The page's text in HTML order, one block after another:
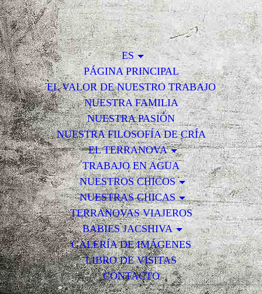
ES
PÁGINA PRINCIPAL
EL VALOR DE NUESTRO TRABAJO
NUESTRA FAMILIA
NUESTRA PASIÓN
NUESTRA FILOSOFÍA DE CRÍA
EL TERRANOVA
TRABAJO EN AGUA
NUESTROS CHICOS
NUESTRAS CHICAS
TERRANOVAS VIAJEROS
BABIES JACSHIVA
GALERÍA DE IMÁGENES
LIBRO DE VISITAS
CONTACTO